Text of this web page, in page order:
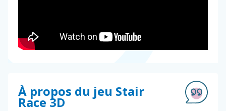
À propos du jeu Stair
Race 3D